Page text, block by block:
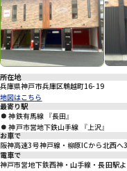
所在地
兵庫県神戸市兵庫区鵯越町16-19
地図はこちら
最寄り駅
神鉄有馬線 『長田』
神戸市営地下鉄山手線 『上沢』
お車で
阪神高速3号神戸線・柳原ICから北西へ
電車で
神戸市営地下鉄西神・山手線・長田駅よ